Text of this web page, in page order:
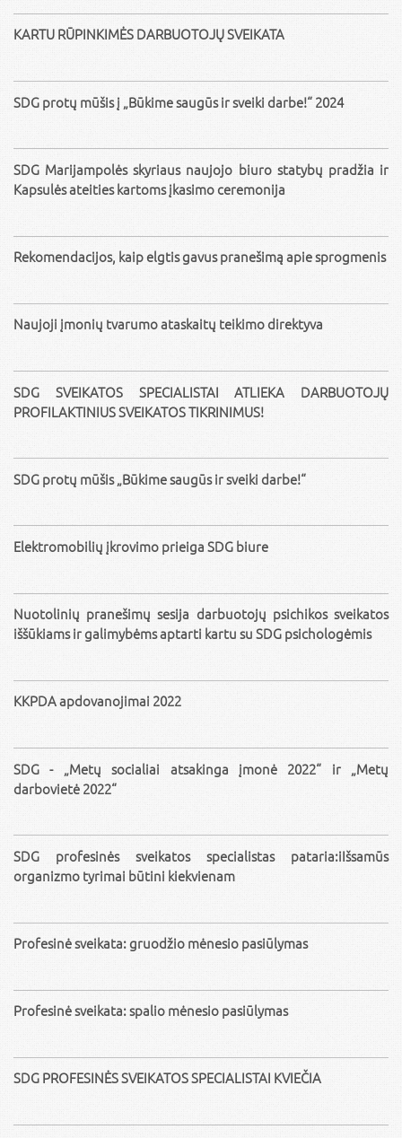
KARTU RŪPINKIMĖS DARBUOTOJŲ SVEIKATA
SDG protų mūšis į „Būkime saugūs ir sveiki darbe!“ 2024
SDG Marijampolės skyriaus naujojo biuro statybų pradžia ir
Kapsulės ateities kartoms įkasimo ceremonija
Rekomendacijos, kaip elgtis gavus pranešimą apie sprogmenis
Naujoji įmonių tvarumo ataskaitų teikimo direktyva
SDG SVEIKATOS SPECIALISTAI ATLIEKA DARBUOTOJŲ
PROFILAKTINIUS SVEIKATOS TIKRINIMUS!
SDG protų mūšis „Būkime saugūs ir sveiki darbe!“
Elektromobilių įkrovimo prieiga SDG biure
Nuotolinių pranešimų sesija darbuotojų psichikos sveikatos
iššūkiams ir galimybėms aptarti kartu su SDG psichologėmis
KKPDA apdovanojimai 2022
SDG - „Metų socialiai atsakinga įmonė 2022“ ir „Metų
darbovietė 2022“
SDG profesinės sveikatos specialistas pataria:iIšsamūs
organizmo tyrimai būtini kiekvienam
Profesinė sveikata: gruodžio mėnesio pasiūlymas
Profesinė sveikata: spalio mėnesio pasiūlymas
SDG PROFESINĖS SVEIKATOS SPECIALISTAI KVIEČIA